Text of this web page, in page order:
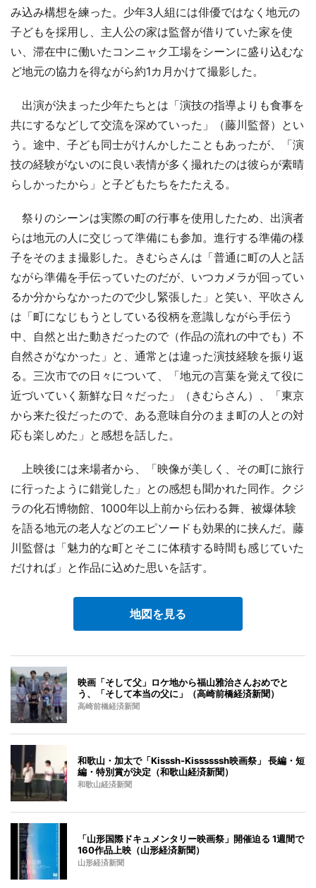
み込み構想を練った。少年3人組には俳優ではなく地元の
子どもを採用し、主人公の家は監督が借りていた家を使
い、滞在中に働いたコンニャク工場をシーンに盛り込むな
ど地元の協力を得ながら約1カ月かけて撮影した。
出演が決まった少年たちとは「演技の指導よりも食事を
共にするなどして交流を深めていった」（藤川監督）とい
う。途中、子ども同士がけんかしたこともあったが、「演
技の経験がないのに良い表情が多く撮れたのは彼らが素晴
らしかったから」と子どもたちをたたえる。
祭りのシーンは実際の町の行事を使用したため、出演者
らは地元の人に交じって準備にも参加。進行する準備の様
子をそのまま撮影した。きむらさんは「普通に町の人と話
ながら準備を手伝っていたのだが、いつカメラが回ってい
るか分からなかったので少し緊張した」と笑い、平吹さん
は「町になじもうとしている役柄を意識しながら手伝う
中、自然と出た動きだったので（作品の流れの中でも）不
自然さがなかった」と、通常とは違った演技経験を振り返
る。三次市での日々について、「地元の言葉を覚えて役に
近づいていく新鮮な日々だった」（きむらさん）、「東京
から来た役だったので、ある意味自分のまま町の人との対
応も楽しめた」と感想を話した。
上映後には来場者から、「映像が美しく、その町に旅行
に行ったように錯覚した」との感想も聞かれた同作。クジ
ラの化石博物館、1000年以上前から伝わる舞、被爆体験
を語る地元の老人などのエピソードも効果的に挟んだ。藤
川監督は「魅力的な町とそこに体積する時間も感じていた
だければ」と作品に込めた思いを話す。
地図を見る
映画「そして父」ロケ地から福山雅治さんおめでと
う、「そして本当の父に」（高崎前橋経済新聞）
高崎前橋経済新聞
和歌山・加太で「Kisssh-Kissssssh映画祭」 長編・短
編・特別賞が決定（和歌山経済新聞）
和歌山経済新聞
「山形国際ドキュメンタリー映画祭」開催迫る 1週間で
160作品上映（山形経済新聞）
山形経済新聞